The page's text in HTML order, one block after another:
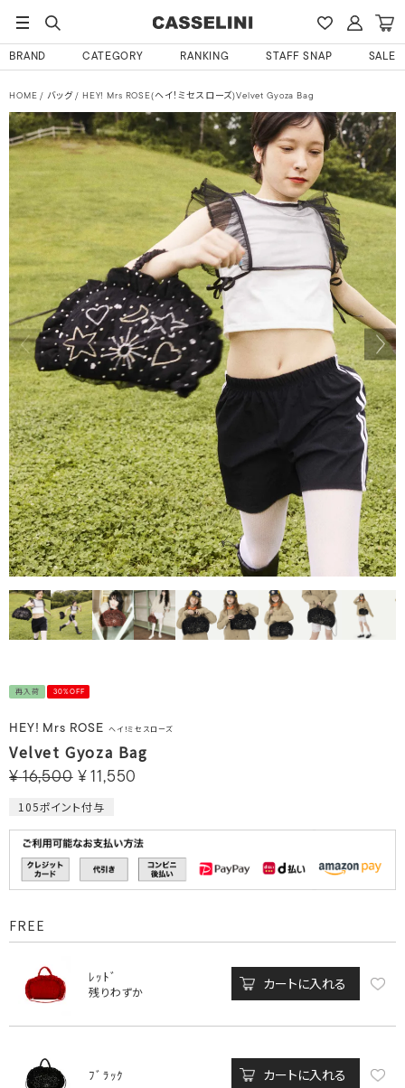
BRAND CATEGORY RANKING STAFF SNAP SALE
HOME バッグ HEY! Mrs ROSE(ヘイ！ミセスローズ)Velvet Gyoza Bag
再入荷 30%OFF
HEY! Mrs ROSE ヘイ！ミセスローズ
Velvet Gyoza Bag
¥ 16,500 ¥ 11,550
105ポイント付与
FREE
ﾚｯﾄﾞ
残りわずか カートに入れる
ﾌﾞﾗｯｸ カートに入れる